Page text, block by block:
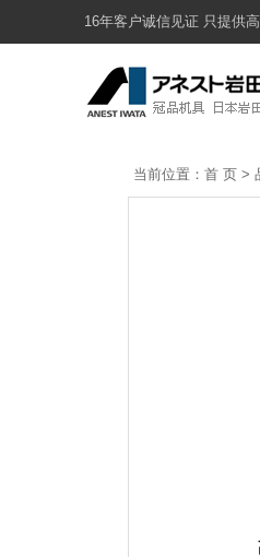
16年客户诚信见证 只提供
当前位置： 首 页 >